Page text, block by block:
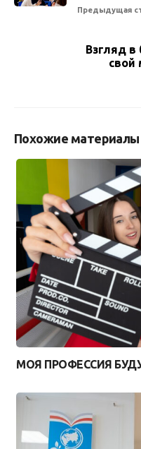
Предыдущая
Взгляд в
свой
Похожие материалы
МОЯ ПРОФЕССИЯ